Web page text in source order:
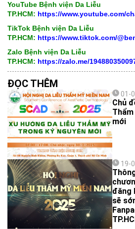
YouTube Bệnh viện Da Liễu
TP.HCM: https://www.youtube.com/
TikTok Bệnh viện Da Liễu
TP.HCM: https://www.tiktok.com/
Zalo Bệnh viện Da Liễu
TP.HCM: https://zalo.me/
ĐỌC THÊM
01-
Chủ
mới
19-
đăng
sẽ